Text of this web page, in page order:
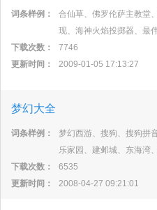
词条样例：
合仙草、佛罗伦萨主教堂
现、海神火焰投掷器、最
下载次数：
7746
更新时间：
2009-01-05 17:13:27
梦幻大全
词条样例：
梦幻西游、搜狗、搜狗拼
乐家园、建邺城、东海湾
下载次数：
6535
更新时间：
2008-04-27 09:21:01